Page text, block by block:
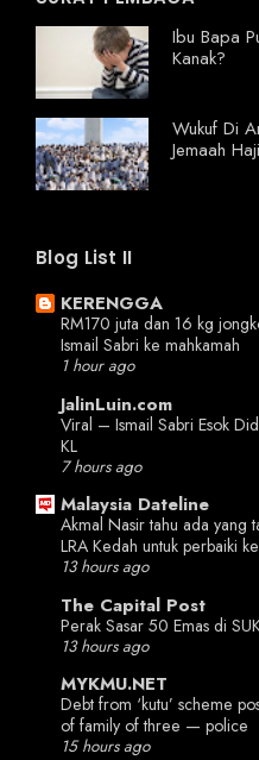
Ibu Bapa
Kanak?
Wukuf Di
Jemaah
Blog List II
KERENGGA
RM170 juta dan 16 kg
Ismail Sabri ke mahkamah
1 hour ago
JalinLuin.com
Viral – Ismail Sabri Esok
KL
7 hours ago
Malaysia Dateline
Akmal Nasir tahu ada yang
LRA Kedah untuk perbaiki
13 hours ago
The Capital Post
Perak Sasar 50 Emas di
13 hours ago
MYKMU.NET
Debt from ‘kutu’ scheme
of family of three — police
15 hours ago